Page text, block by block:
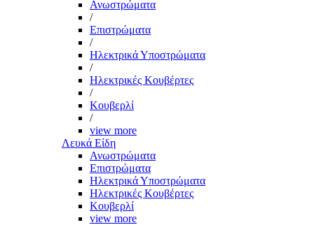
Ανωστρώματα
/
Επιστρώματα
/
Ηλεκτρικά Υποστρώματα
/
Ηλεκτρικές Κουβέρτες
/
Κουβερλί
/
view more
Λευκά Είδη
Ανωστρώματα
Επιστρώματα
Ηλεκτρικά Υποστρώματα
Ηλεκτρικές Κουβέρτες
Κουβερλί
view more